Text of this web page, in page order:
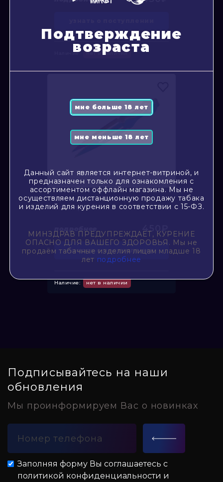
Наличие: нет в наличии
Щипцы Blade копия (Titanium
Edition)
450₽
узнать о поступлении
Наличие: нет в наличии
Подписывайтесь на наши
обновления
Мы проинформируем Вас о новинках
Заполняя форму Вы соглашаетесь с
политикой конфиденциальности и
Подтверждение
возраста
Данный сайт является интернет-витриной, и
предназначен только для ознакомления с
ассортиментом оффлайн магазина. Мы не
осуществляем дистанционную продажу табака
и изделий для курения в соответствии с 15-ФЗ.
МИНЗДРАВ ПРЕДУПРЕЖДАЕТ, КУРЕНИЕ
ОПАСНО ДЛЯ ВАШЕГО ЗДОРОВЬЯ. Мы не
продаём табачные изделия лицам младше 18
лет подробнее